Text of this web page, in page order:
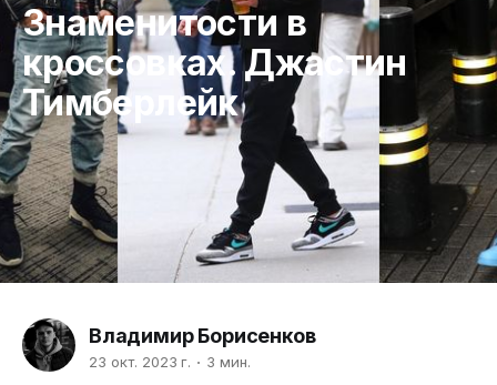
Знаменитости в
кроссовках. Джастин
Тимберлейк
Владимир Борисенков
23 окт. 2023 г. 3 мин.